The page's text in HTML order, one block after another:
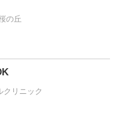
の丘
クリニック